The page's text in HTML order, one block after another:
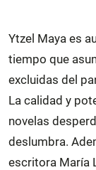
Ytzel Maya es
tiempo que
excluidas del
La calidad y
novelas
deslumbra.
escritora María